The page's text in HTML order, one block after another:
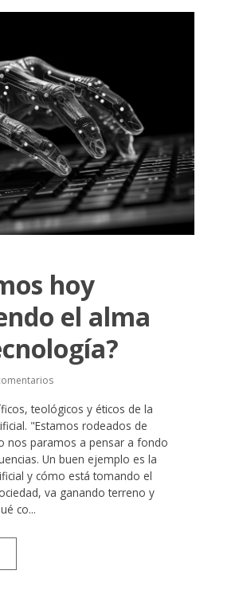
hoy
el alma
teológicos y éticos de la
"Estamos rodeados de
nos paramos a pensar a fondo
Un buen ejemplo es la
y cómo está tomando el
va ganando terreno y
co...